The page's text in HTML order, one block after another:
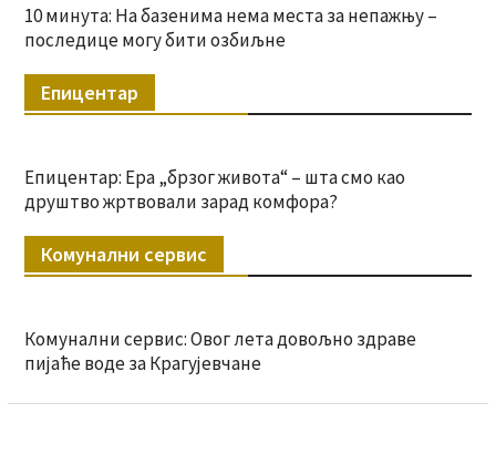
10 минута: На базенима нема места за непажњу –
последице могу бити озбиљне
Епицентар
Епицентар: Ера „брзог живота“ – шта смо као
друштво жртвовали зарад комфора?
Комунални сервис
Комунални сервис: Овог лета довољно здраве
пијаће воде за Крагујевчане